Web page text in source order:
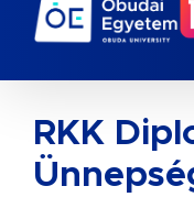
RKK